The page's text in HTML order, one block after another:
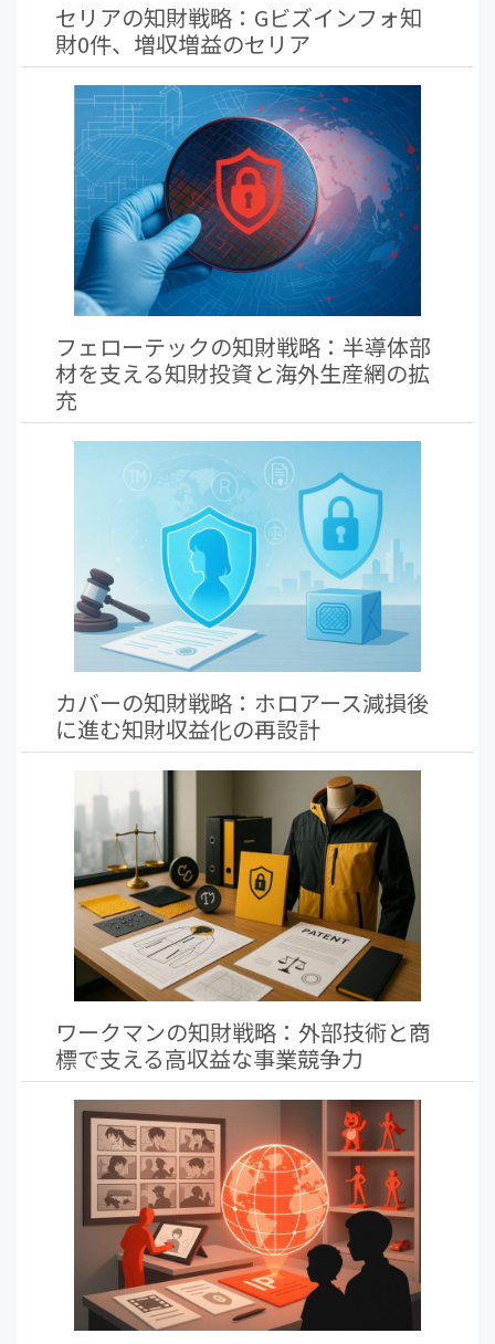
セリアの知財戦略：Gビズインフォ知
財0件、増収増益のセリア
フェローテックの知財戦略：半導体部
材を支える知財投資と海外生産網の拡
充
カバーの知財戦略：ホロアース減損後
に進む知財収益化の再設計
ワークマンの知財戦略：外部技術と商
標で支える高収益な事業競争力